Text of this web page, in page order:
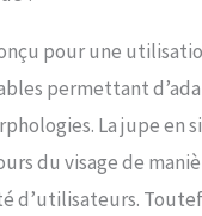
pour une
permettant
La jupe en
du visage de
d’utilisateurs.